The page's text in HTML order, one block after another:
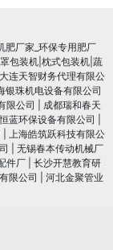
肥厂家_环保专用肥厂
包装机|枕式包装机|蔬
大连天智财务代理有限公
银珠机电设备有限公司
限公司
成都瑞和春天
蓝环保设备有限公司
上海皓筑跃科技有限公
无锡春本传动机械厂
件厂
长沙开慧教育研
限公司
河北金聚管业